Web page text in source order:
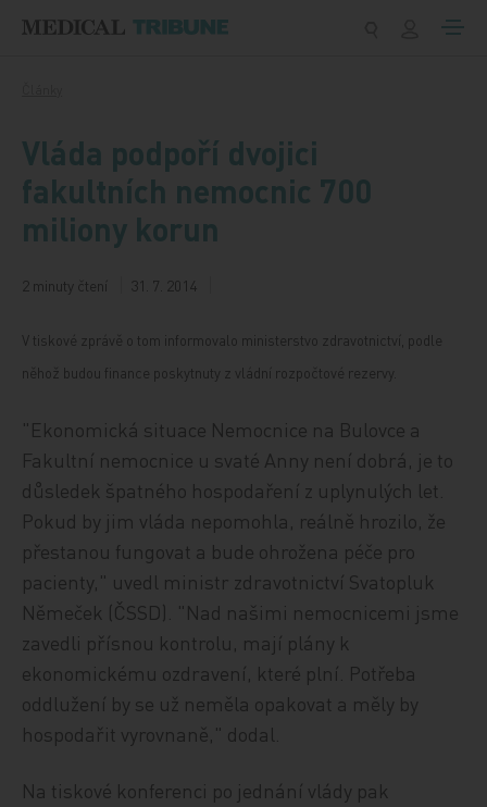
Vláda podpoří dvojici
fakultních nemocnic 700
miliony korun
2 minuty čtení 31. 7. 2014
V tiskové zprávě o tom informovalo ministerstvo zdravotnictví, podle
něhož budou finance poskytnuty z vládní rozpočtové rezervy.
"Ekonomická situace Nemocnice na Bulovce a
Fakultní nemocnice u svaté Anny není dobrá, je to
důsledek špatného hospodaření z uplynulých let.
Pokud by jim vláda nepomohla, reálně hrozilo, že
přestanou fungovat a bude ohrožena péče pro
pacienty," uvedl ministr zdravotnictví Svatopluk
Němeček (ČSSD). "Nad našimi nemocnicemi jsme
zavedli přísnou kontrolu, mají plány k
ekonomickému ozdravení, které plní. Potřeba
oddlužení by se už neměla opakovat a měly by
hospodařit vyrovnaně," dodal.
Na tiskové konferenci po jednání vlády pak